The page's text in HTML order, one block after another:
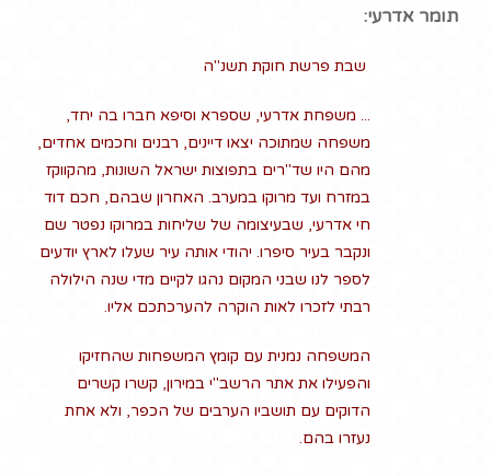
תומר אדרעי:
שבת פרשת חוקת תשנ"ה
... משפחת אדרעי, שספרא וסיפא חברו בה יחד,
משפחה שמתוכה יצאו דיינים, רבנים וחכמים אחדים,
מהם היו שד"רים בתפוצות ישראל השונות, מהקווקז
במזרח ועד מרוקו במערב. האחרון שבהם, חכם דוד
חי אדרעי, שבעיצומה של שליחות במרוקו נפטר שם
ונקבר בעיר סיפרו. יהודי אותה עיר שעלו לארץ יודעים
לספר לנו שבני המקום נהגו לקיים מדי שנה הילולה
רבתי לזכרו לאות הוקרה להערכתכם אליו.
המשפחה נמנית עם קומץ המשפחות שהחזיקו
והפעילו את אתר הרשב"י במירון, קשרו קשרים
הדוקים עם תושביו הערבים של הכפר, ולא אחת
נעזרו בהם.